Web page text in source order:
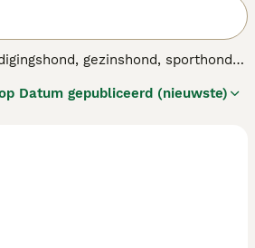
gezinshond, sporthond
Datum gepubliceerd (nieuwste)